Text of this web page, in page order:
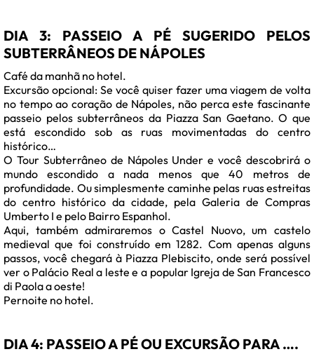
DIA 3: PASSEIO A PÉ SUGERIDO PELOS
SUBTERRÂNEOS DE NÁPOLES
Café da manhã no hotel.
Excursão opcional: Se você quiser fazer uma viagem de volta
no tempo ao coração de Nápoles, não perca este fascinante
passeio pelos subterrâneos da Piazza San Gaetano. O que
está escondido sob as ruas movimentadas do centro
histórico…
O Tour Subterrâneo de Nápoles Under e você descobrirá o
mundo escondido a nada menos que 40 metros de
profundidade. Ou simplesmente caminhe pelas ruas estreitas
do centro histórico da cidade, pela Galeria de Compras
Umberto I e pelo Bairro Espanhol.
Aqui, também admiraremos o Castel Nuovo, um castelo
medieval que foi construído em 1282. Com apenas alguns
passos, você chegará à Piazza Plebiscito, onde será possível
ver o Palácio Real a leste e a popular Igreja de San Francesco
di Paola a oeste!
Pernoite no hotel.
DIA 4: PASSEIO A PÉ OU EXCURSÃO PARA ….